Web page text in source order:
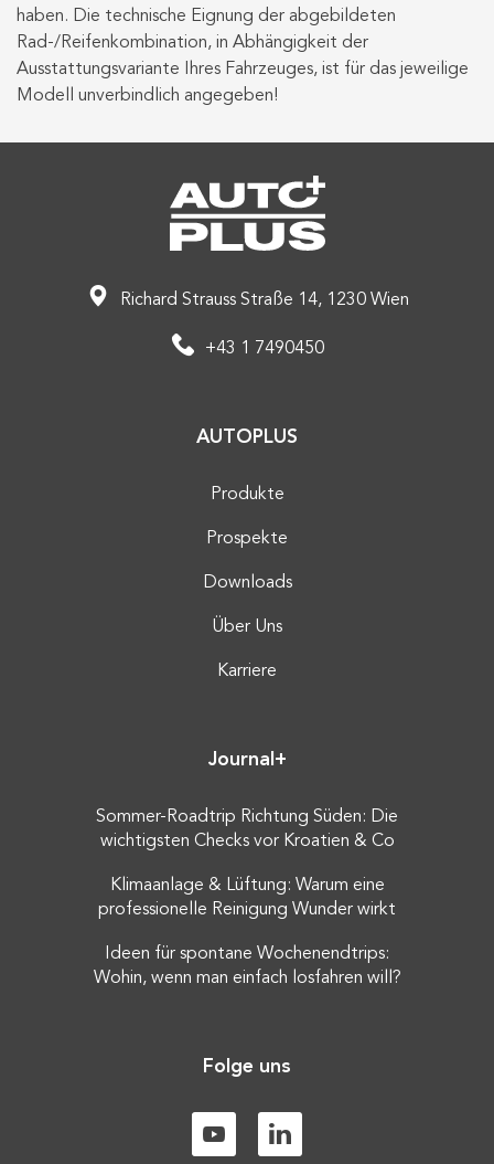
haben. Die technische Eignung der abgebildeten
Rad-/Reifenkombination, in Abhängigkeit der
Ausstattungsvariante Ihres Fahrzeuges, ist für das jeweilige
Modell unverbindlich angegeben!
Richard Strauss Straße 14, 1230 Wien
+43 1 7490450
AUTOPLUS
Produkte
Prospekte
Downloads
Über Uns
Karriere
Journal+
Sommer-Roadtrip Richtung Süden: Die
wichtigsten Checks vor Kroatien & Co
Klimaanlage & Lüftung: Warum eine
professionelle Reinigung Wunder wirkt
Ideen für spontane Wochenendtrips:
Wohin, wenn man einfach losfahren will?
Folge uns